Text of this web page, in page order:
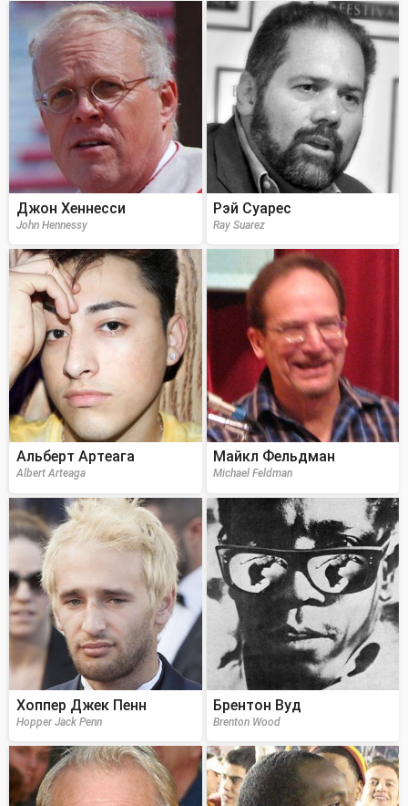
Джон Хеннесси
John Hennessy
Рэй Суарес
Ray Suarez
Альберт Артеага
Albert Arteaga
Майкл Фельдман
Michael Feldman
Хоппер Джек Пенн
Hopper Jack Penn
Брентон Вуд
Brenton Wood